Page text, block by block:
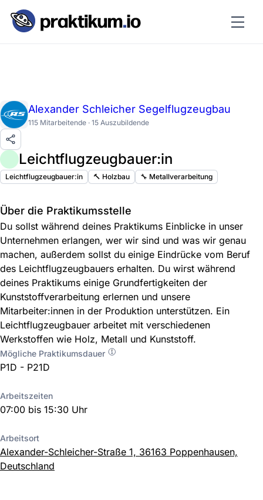
Alexander Schleicher Segelflugzeugbau
115 Mitarbeitende · 15 Auszubildende
Leichtflugzeugbauer:in
Leichtflugzeugbauer:in 🔨 Holzbau 🔧 Metallverarbeitung
Über die Praktikumsstelle
Du sollst während deines Praktikums Einblicke in unser
Unternehmen erlangen, wer wir sind und was wir genau
machen, außerdem sollst du einige Eindrücke vom Beruf
des Leichtflugzeugbauers erhalten. Du wirst während
deines Praktikums einige Grundfertigkeiten der
Kunststoffverarbeitung erlernen und unsere
Mitarbeiter:innen in der Produktion unterstützen. Ein
Leichtflugzeugbauer arbeitet mit verschiedenen
Werkstoffen wie Holz, Metall und Kunststoff.
Mögliche Praktikumsdauer
P1D - P21D
Arbeitszeiten
07:00 bis 15:30 Uhr
Arbeitsort
Alexander-Schleicher-Straße 1, 36163 Poppenhausen,
Deutschland